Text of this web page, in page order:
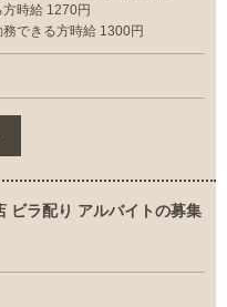
時給 1270円
できる方時給 1300円
ビラ配り アルバイトの募集